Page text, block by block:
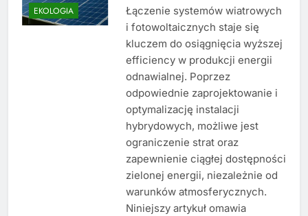
EKOLOGIA
Łączenie systemów wiatrowych
i fotowoltaicznych staje się
kluczem do osiągnięcia wyższej
efficiency w produkcji energii
odnawialnej. Poprzez
odpowiednie zaprojektowanie i
optymalizację instalacji
hybrydowych, możliwe jest
ograniczenie strat oraz
zapewnienie ciągłej dostępności
zielonej energii, niezależnie od
warunków atmosferycznych.
Niniejszy artykuł omawia